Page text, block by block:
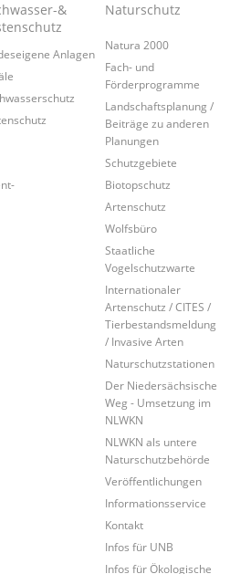
&
Anlagen
Naturschutz
Natura 2000
Fach- und
Förderprogramme
Landschaftsplanung /
Beiträge zu anderen
Planungen
Schutzgebiete
Biotopschutz
Artenschutz
Wolfsbüro
Staatliche
Vogelschutzwarte
Internationaler
Artenschutz / CITES /
Tierbestandsmeldung
/ Invasive Arten
Naturschutzstationen
Der Niedersächsische
Weg - Umsetzung im
NLWKN
NLWKN als untere
Naturschutzbehörde
Veröffentlichungen
Informationsservice
Kontakt
Infos für UNB
Infos für Ökologische